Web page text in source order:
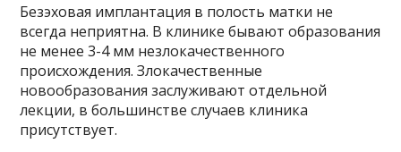
Безэховая имплантация в полость матки не
всегда неприятна. В клинике бывают образования
не менее 3-4 мм незлокачественного
происхождения. Злокачественные
новообразования заслуживают отдельной
лекции, в большинстве случаев клиника
присутствует.